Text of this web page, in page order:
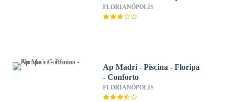
FLORIANÓPOLIS
Ap Madri - Piscina - Floripa
- Conforto
FLORIANÓPOLIS